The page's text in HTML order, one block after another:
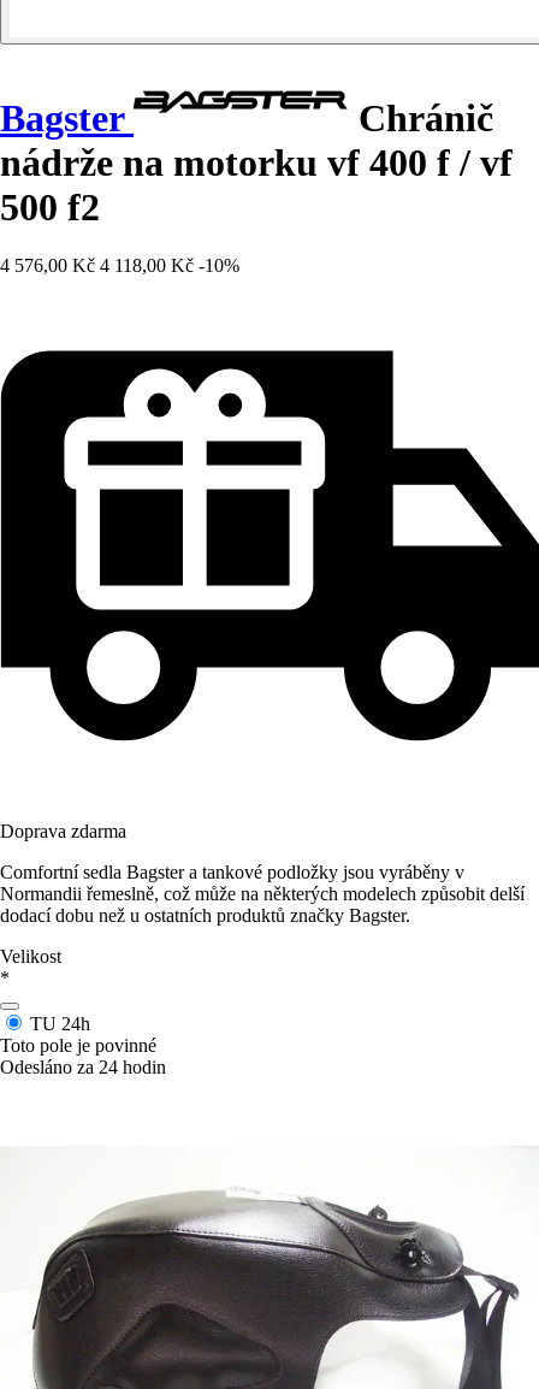
Bagster
Chránič
nádrže na motorku vf 400 f / vf
500 f2
4 576,00 Kč 4 118,00 Kč -10%
Doprava zdarma
Comfortní sedla Bagster a tankové podložky jsou vyráběny v
Normandii řemeslně, což může na některých modelech způsobit delší
dodací dobu než u ostatních produktů značky Bagster.
Velikost
*
TU 24h
Toto pole je povinné
Odesláno za 24 hodin